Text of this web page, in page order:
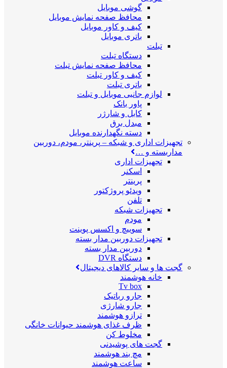
گوشی موبایل
محافظ صفحه نمایش موبایل
کیف و کاور موبایل
باتری موبایل
تبلت
دستگاه تبلت
محافظ صفحه نمایش تبلت
کیف و کاور تبلت
باتری تبلت
لوازم جانبی موبایل و تبلت
پاور بانک
کابل و شارژر
مبدل برق
دسته نگهدارنده موبایل
تجهیزات اداری و شبکه – پرینتر، مودم، دوربین
مداربسته و …
تجهیزات اداری
اسکنر
پرینتر
ویدئو پروژکتور
تلفن
تجهیزات شبکه
مودم
سوییچ و اکسس پوینت
تجهیزات دوربین مدار بسته
دوربین مدار بسته
دستگاه DVR
گجت ها و سایر کالاهای دیجیتال
خانه هوشمند
Tv box
جارو رباتیک
جارو شارژی
ترازو هوشمند
ظرف غذای هوشمند حیوانات خانگی
مخلوط کن
گجت های پوشیدنی
مچ بند هوشمند
ساعت هوشمند